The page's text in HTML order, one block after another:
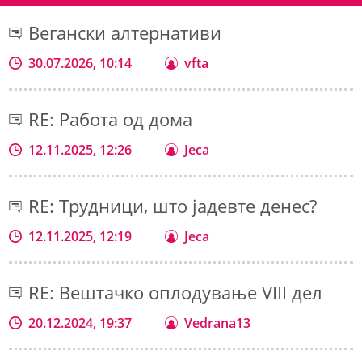
Вегански алтернативи
30.07.2026, 10:14 vfta
RE: Работа од дома
12.11.2025, 12:26 Jeca
RE: Трудници, што јадевте денес?
12.11.2025, 12:19 Jeca
RE: Вештачко оплодување VIII дел
20.12.2024, 19:37 Vedrana13